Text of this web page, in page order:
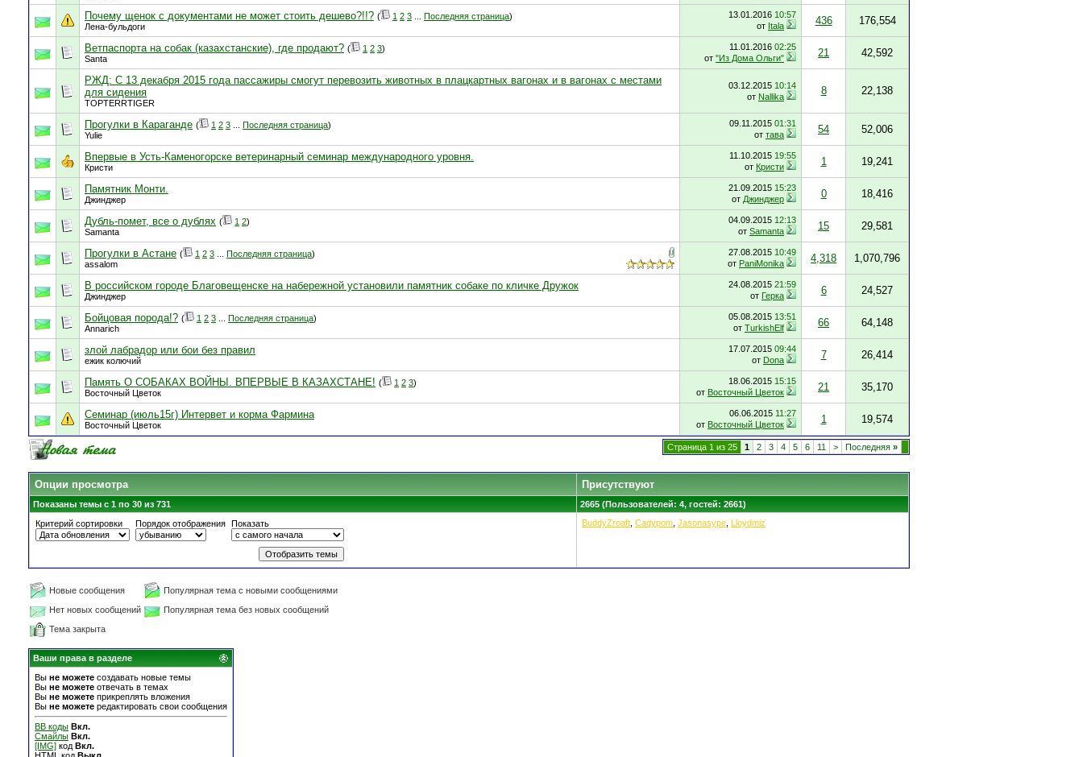
Почему щенок с документами не может стоить дешево?!!? ( 1 2 3 Последняя страница)
Лена-бульдоги
13.01.2016 10:57
от Itala 436 176,554
Ветпаспорта на собак (казахстанские), где продают? ( 1 2 3)
Santa
11.01.2016 02:25
от "Из Дома Ольги" 21 42,592
РЖД: C 13 декабря 2015 года пассажиры смогут перевозить животных в плацкартных вагонах и в вагонах с местами
для сидения
TOPTERRTIGER
03.12.2015 10:14
от Nallika 8 22,138
Прогулки в Караганде ( 1 2 3 Последняя страница)
Yulie
09.11.2015 01:31
от тава 54 52,006
Впервые в Усть-Каменогорске ветеринарный семинар международного уровня.
Кристи
11.10.2015 19:55
от Кристи 1 19,241
Памятник Монти.
Джинджер
21.09.2015 15:23
от Джинджер 0 18,416
Дубль-помет, все о дублях ( 1 2)
Samanta
04.09.2015 12:13
от Samanta 15 29,581
Прогулки в Астане ( 1 2 3 Последняя страница)
assalom
27.08.2015 10:49
от PaniMonika 4,318 1,070,796
В российском городе Благовещенске на набережной установили памятник собаке по кличке Дружок
Джинджер
24.08.2015 21:59
от Герка 6 24,527
Бойцовая порода!? ( 1 2 3 Последняя страница)
Annarich
05.08.2015 13:51
от TurkishElf 66 64,148
злой лабрадор или бои без правил
ежик колючий
17.07.2015 09:44
от Dona 7 26,414
Память О СОБАКАХ ВОЙНЫ. ВПЕРВЫЕ В КАЗАХСТАНЕ! ( 1 2 3)
Восточный Цветок
18.06.2015 15:15
от Восточный Цветок 21 35,170
Семинар (июль15г) Интервет и корма Фармина
Восточный Цветок
06.06.2015 11:27
от Восточный Цветок 1 19,574
Страница 1 из 25 1 2 3 4 5 6 11 > Последняя »
Опции просмотра Присутствуют
Показаны темы с 1 по 30 из 731
2665 (Пользователей: 4, гостей: 2661)
Критерий сортировки
Порядок отображения Показать BuddyZroaft Cadypom Jasonasype Lloydmiz
Новые сообщения
Популярная тема с новыми сообщениями
Нет новых сообщений
Популярная тема без новых сообщений
Тема закрыта
Ваши права в разделе
Вы не можете создавать новые темы
Вы не можете отвечать в темах
Вы не можете прикреплять вложения
Вы не можете редактировать свои сообщения
BB коды Вкл.
Смайлы Вкл.
[IMG] код Вкл.